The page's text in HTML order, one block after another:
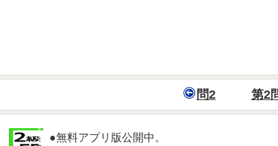
問2 第2
●無料アプリ版公開中。